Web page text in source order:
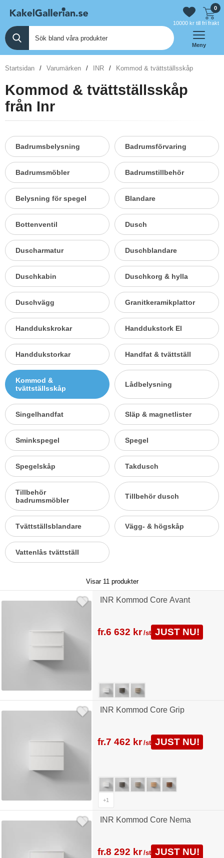
0
10000 kr till fri frakt
Meny
Startsidan Varumärken INR Kommod & tvättställsskåp
Kommod & tvättställsskåp
från Inr
Badrumsbelysning Badrumsförvaring
Badrumsmöbler Badrumstillbehör
Belysning för spegel Blandare
Bottenventil Dusch
Duscharmatur Duschblandare
Duschkabin Duschkorg & hylla
Duschvägg Granitkeramikplattor
Handdukskrokar Handdukstork El
Handdukstorkar Handfat & tvättställ
Kommod &
tvättställsskåp
Lådbelysning
Singelhandfat Släp & magnetlister
Sminkspegel Spegel
Spegelskåp Takdusch
Tillbehör
badrumsmöbler
Tillbehör dusch
Tvättställsblandare Vägg- & högskåp
Vattenlås tvättställ
Visar 11produkter
INR Kommod Core Avant
fr.6 632 kr /st JUST NU!
INR Kommod Core Grip
+1
fr.7 462 kr /st JUST NU!
INR Kommod Core Nema
fr.8 292 kr /st JUST NU!